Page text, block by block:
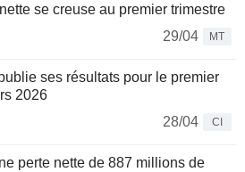
se creuse au premier trimestre
29/04
MT
ses résultats pour le premier
2026
28/04
CI
perte nette de 887 millions de